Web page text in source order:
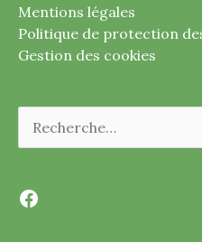
Mentions légales
Politique de protection
Gestion des cookies
Facebook